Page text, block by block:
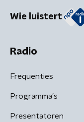
Wie luistert
Radio
Frequenties
Programma's
Presentatoren